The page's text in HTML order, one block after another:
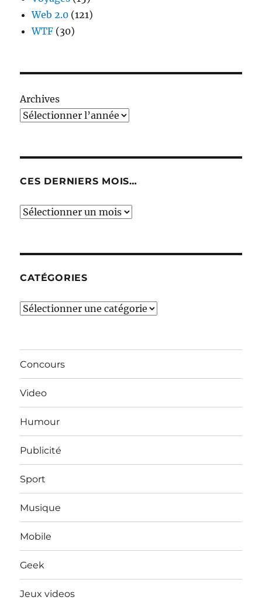
Web 2.0 (121)
WTF (30)
Archives
CES DERNIERS MOIS…
Ces
CATÉGORIES
Catégories
Concours
Video
Humour
Publicité
Sport
Musique
Mobile
Geek
Jeux videos